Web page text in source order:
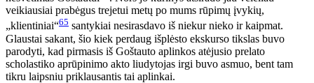
veikiausiai prabėgus trejetui metų po mums rūpimų įvykių,
„klientiniai“65 santykiai nesirasdavo iš niekur nieko ir kaipmat.
Glaustai sakant, šio kiek perdaug išplėsto ekskurso tikslas buvo
parodyti, kad pirmasis iš Goštauto aplinkos atėjusio prelato
scholastiko aprūpinimo akto liudytojas irgi buvo asmuo, bent tam
tikru laipsniu priklausantis tai aplinkai.